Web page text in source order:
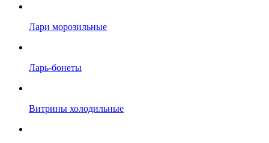
Лари морозильные
Ларь-бонеты
Витрины холодильные